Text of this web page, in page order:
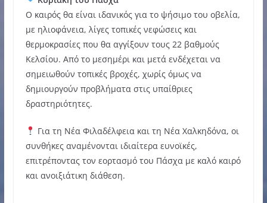
Ο καιρός θα είναι ιδανικός για το ψήσιμο του οβελία,
με ηλιοφάνεια, λίγες τοπικές νεφώσεις και
θερμοκρασίες που θα αγγίξουν τους 22 βαθμούς
Κελσίου. Από το μεσημέρι και μετά ενδέχεται να
σημειωθούν τοπικές βροχές, χωρίς όμως να
δημιουργούν προβλήματα στις υπαίθριες
δραστηριότητες.
Για τη Νέα Φιλαδέλφεια και τη Νέα Χαλκηδόνα, οι
συνθήκες αναμένονται ιδιαίτερα ευνοϊκές,
επιτρέποντας τον εορτασμό του Πάσχα με καλό καιρό
και ανοιξιάτικη διάθεση.